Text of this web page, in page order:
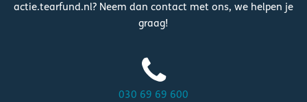
actie.tearfund.nl? Neem dan contact met ons, we helpen je
graag!
030 69 69 600